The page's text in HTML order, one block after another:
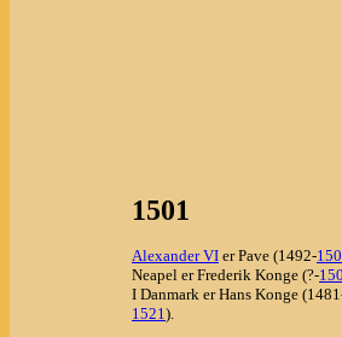
1501
Alexander VI er Pave (1492-
Neapel er Frederik Konge (?-
I Danmark er Hans Konge
1521).